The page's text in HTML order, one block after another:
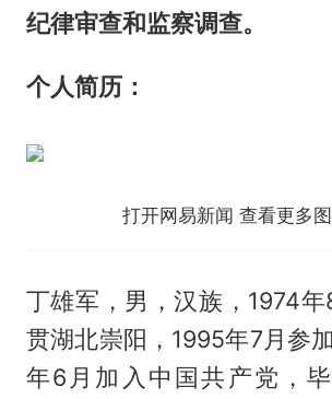
纪律审查和监察调查。
个人简历：
打开网易新闻 查看更多
丁雄军，男，汉族，1974
贯湖北崇阳，1995年7月参
年6月加入中国共产党，